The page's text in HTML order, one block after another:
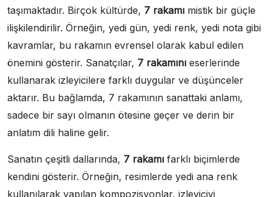
taşımaktadır. Birçok kültürde, 7 rakamı mistik bir güçle
ilişkilendirilir. Örneğin, yedi gün, yedi renk, yedi nota gibi
kavramlar, bu rakamın evrensel olarak kabul edilen
önemini gösterir. Sanatçılar, 7 rakamını eserlerinde
kullanarak izleyicilere farklı duygular ve düşünceler
aktarır. Bu bağlamda, 7 rakamının sanattaki anlamı,
sadece bir sayı olmanın ötesine geçer ve derin bir
anlatım dili haline gelir.
Sanatın çeşitli dallarında, 7 rakamı farklı biçimlerde
kendini gösterir. Örneğin, resimlerde yedi ana renk
kullanılarak yapılan kompozisyonlar, izleyiciyi